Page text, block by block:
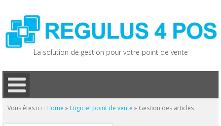
La solution de gestion pour votre point de vente
Vous êtes ici : Home » Logiciel point de vente » Gestion des articles